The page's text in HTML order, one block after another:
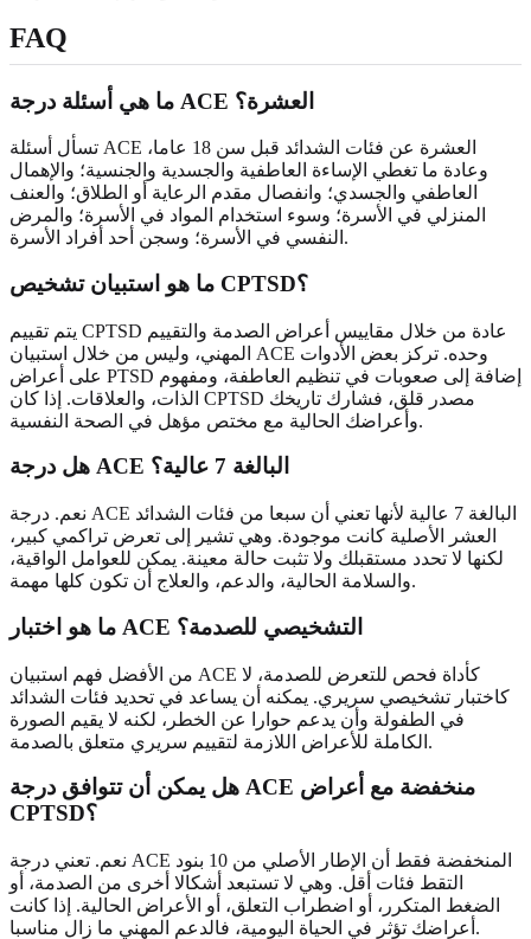
FAQ
ما هي أسئلة درجة ACE العشرة؟
تسأل أسئلة ACE العشرة عن فئات الشدائد قبل سن 18 عاما،
وعادة ما تغطي الإساءة العاطفية والجسدية والجنسية؛ والإهمال
العاطفي والجسدي؛ وانفصال مقدم الرعاية أو الطلاق؛ والعنف
المنزلي في الأسرة؛ وسوء استخدام المواد في الأسرة؛ والمرض
النفسي في الأسرة؛ وسجن أحد أفراد الأسرة.
ما هو استبيان تشخيص CPTSD؟
يتم تقييم CPTSD عادة من خلال مقاييس أعراض الصدمة والتقييم
المهني، وليس من خلال استبيان ACE وحده. تركز بعض الأدوات
على أعراض PTSD إضافة إلى صعوبات في تنظيم العاطفة، ومفهوم
الذات، والعلاقات. إذا كان CPTSD مصدر قلق، فشارك تاريخك
وأعراضك الحالية مع مختص مؤهل في الصحة النفسية.
هل درجة ACE البالغة 7 عالية؟
نعم. درجة ACE البالغة 7 عالية لأنها تعني أن سبعا من فئات الشدائد
العشر الأصلية كانت موجودة. وهي تشير إلى تعرض تراكمي كبير،
لكنها لا تحدد مستقبلك ولا تثبت حالة معينة. يمكن للعوامل الواقية،
والسلامة الحالية، والدعم، والعلاج أن تكون كلها مهمة.
ما هو اختبار ACE التشخيصي للصدمة؟
من الأفضل فهم استبيان ACE كأداة فحص للتعرض للصدمة، لا
كاختبار تشخيصي سريري. يمكنه أن يساعد في تحديد فئات الشدائد
في الطفولة وأن يدعم حوارا عن الخطر، لكنه لا يقيم الصورة
الكاملة للأعراض اللازمة لتقييم سريري متعلق بالصدمة.
هل يمكن أن تتوافق درجة ACE منخفضة مع أعراض
CPTSD؟
نعم. تعني درجة ACE المنخفضة فقط أن الإطار الأصلي من 10 بنود
التقط فئات أقل. وهي لا تستبعد أشكالا أخرى من الصدمة، أو
الضغط المتكرر، أو اضطراب التعلق، أو الأعراض الحالية. إذا كانت
أعراضك تؤثر في الحياة اليومية، فالدعم المهني ما زال مناسبا.